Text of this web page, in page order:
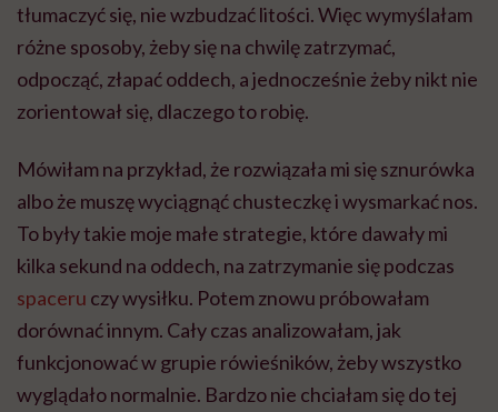
tłumaczyć się, nie wzbudzać litości. Więc wymyślałam
różne sposoby, żeby się na chwilę zatrzymać,
odpocząć, złapać oddech, a jednocześnie żeby nikt nie
zorientował się, dlaczego to robię.
Mówiłam na przykład, że rozwiązała mi się sznurówka
albo że muszę wyciągnąć chusteczkę i wysmarkać nos.
To były takie moje małe strategie, które dawały mi
kilka sekund na oddech, na zatrzymanie się podczas
spaceru czy wysiłku. Potem znowu próbowałam
dorównać innym. Cały czas analizowałam, jak
funkcjonować w grupie rówieśników, żeby wszystko
wyglądało normalnie. Bardzo nie chciałam się do tej